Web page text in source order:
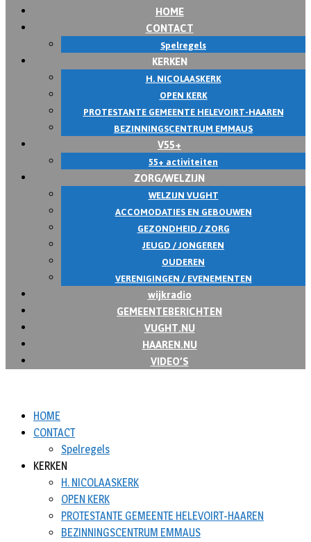
HOME
CONTACT
Spelregels
KERKEN
H. NICOLAASKERK
OPEN KERK
PROTESTANTE GEMEENTE HELEVOIRT-HAAREN
BEZINNINGSCENTRUM EMMAUS
V55+
55+ activiteiten
ZORG/WELZIJN
WELZIJN VUGHT
ACCOMODATIES EN GEBOUWEN
GEZONDHEID / ZORG
JEUGD / JONGEREN
OUDEREN
VERENIGINGEN / EVENEMENTEN
wijkradio
GEMEENTEBERICHTEN
VUGHT.NU
HAAREN.NU
VIDEO’S
HOME
CONTACT
Spelregels
KERKEN
H. NICOLAASKERK
OPEN KERK
PROTESTANTE GEMEENTE HELEVOIRT-HAAREN
BEZINNINGSCENTRUM EMMAUS